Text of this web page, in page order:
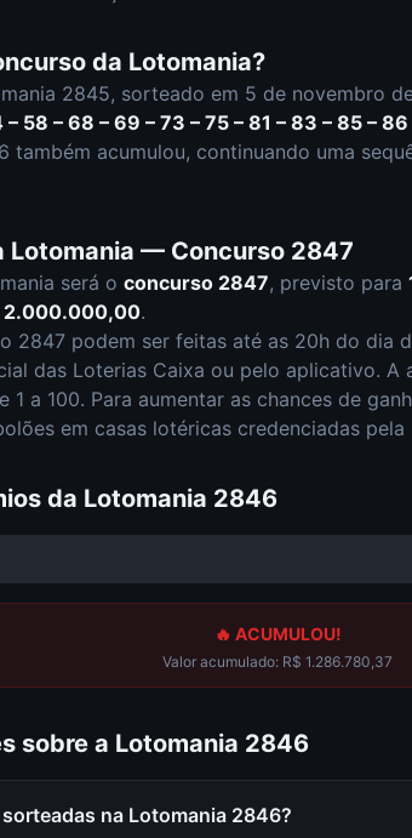
da Lotomania?
2845, sorteado em 5 de novembro
58 – 68 – 69 – 73 – 75 – 81 – 83 – 85 –
também acumulou, continuando uma
Lotomania — Concurso 2847
será o concurso 2847, previsto para
2.000.000,00.
2847 podem ser feitas até as 20h do dia
das Loterias Caixa ou pelo aplicativo. A
1 a 100. Para aumentar as chances de
em casas lotéricas credenciadas pela
da Lotomania 2846
🔥 ACUMULOU!
Valor acumulado: R$ 1.286.780,37
sobre a Lotomania 2846
na Lotomania 2846?